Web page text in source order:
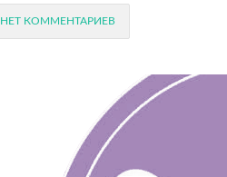
НЕТ КОММЕНТАРИЕВ